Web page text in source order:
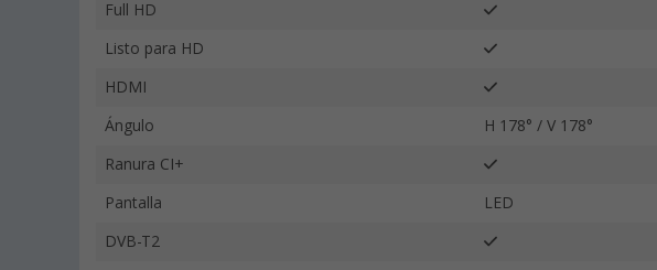
Full HD
Listo para HD
HDMI
Ángulo H 178° / V 178°
Ranura CI+
Pantalla LED
DVB-T2